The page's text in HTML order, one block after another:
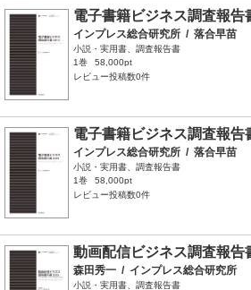
電子書籍ビジネス調査報告
インプレス総合研究所 / 落合早苗
小説・実用書、調査報告書
1巻
58,000pt
レビュー投稿数0件
電子書籍ビジネス調査報告
インプレス総合研究所 / 落合早苗
小説・実用書、調査報告書
1巻
58,000pt
レビュー投稿数0件
動画配信ビジネス調査報告
森田秀一 / インプレス総合研究所
小説・実用書、調査報告書